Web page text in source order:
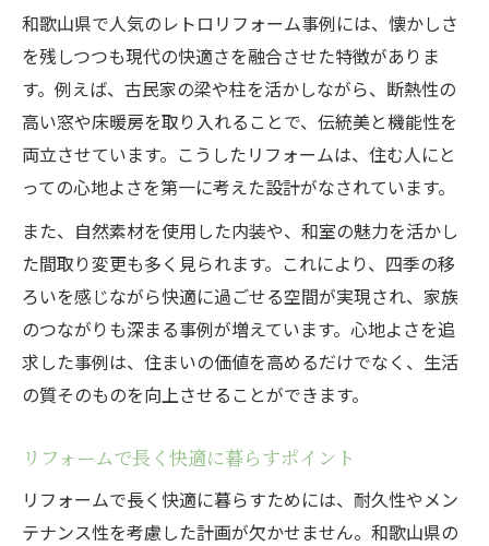
和歌山県で人気のレトロリフォーム事例には、懐かしさ
を残しつつも現代の快適さを融合させた特徴がありま
す。例えば、古民家の梁や柱を活かしながら、断熱性の
高い窓や床暖房を取り入れることで、伝統美と機能性を
両立させています。こうしたリフォームは、住む人にと
っての心地よさを第一に考えた設計がなされています。
また、自然素材を使用した内装や、和室の魅力を活かし
た間取り変更も多く見られます。これにより、四季の移
ろいを感じながら快適に過ごせる空間が実現され、家族
のつながりも深まる事例が増えています。心地よさを追
求した事例は、住まいの価値を高めるだけでなく、生活
の質そのものを向上させることができます。
リフォームで長く快適に暮らすポイント
リフォームで長く快適に暮らすためには、耐久性やメン
テナンス性を考慮した計画が欠かせません。和歌山県の